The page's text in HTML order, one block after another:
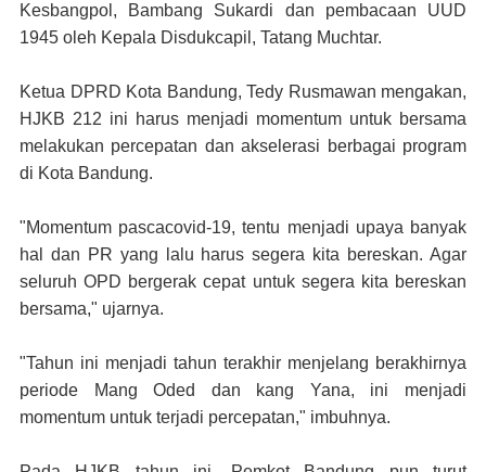
Kesbangpol, Bambang Sukardi dan pembacaan UUD
1945 oleh Kepala Disdukcapil, Tatang Muchtar.
Ketua DPRD Kota Bandung, Tedy Rusmawan mengakan,
HJKB 212 ini harus menjadi momentum untuk bersama
melakukan percepatan dan akselerasi berbagai program
di Kota Bandung.
"Momentum pascacovid-19, tentu menjadi upaya banyak
hal dan PR yang lalu harus segera kita bereskan. Agar
seluruh OPD bergerak cepat untuk segera kita bereskan
bersama," ujarnya.
"Tahun ini menjadi tahun terakhir menjelang berakhirnya
periode Mang Oded dan kang Yana, ini menjadi
momentum untuk terjadi percepatan," imbuhnya.